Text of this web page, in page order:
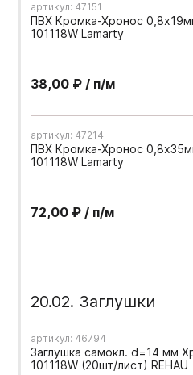
артикул: 47151
ПВХ Кромка-Хронос
101118W Lamarty
38,00 ₽ / п/м
артикул: 47214
ПВХ Кромка-Хронос
101118W Lamarty
72,00 ₽ / п/м
20.02. Заглушки
артикул: 46794
Заглушка самокл. d=14 мм
101118W (20шт/лист) REHAU